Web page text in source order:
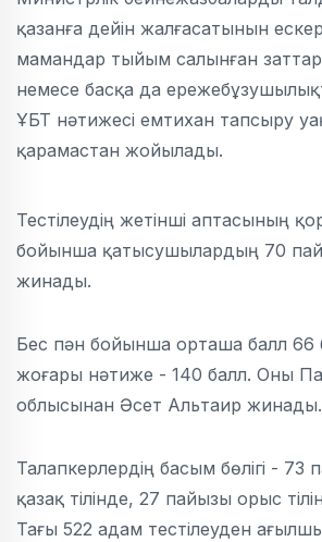
қазанға дейін жалғасатынын
мамандар тыйым салынған
немесе басқа да
ҰБТ нәтижесі емтихан тапсыру
қарамастан жойылады.
Тестілеудің жетінші аптасының
бойынша қатысушылардың 70
жинады.
Бес пән бойынша орташа балл 66
жоғары нәтиже - 140 балл. Оны
облысынан Әсет Альтаир жинады.
Талапкерлердің басым бөлігі -
қазақ тілінде, 27 пайызы орыс
Тағы 522 адам тестілеуден